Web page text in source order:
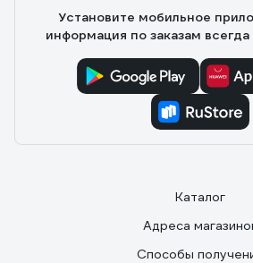
Установите мобильное
информация по заказам
Каталог
Адреса
Способы